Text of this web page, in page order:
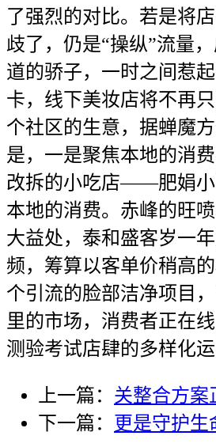
了强烈的对比。若是将
歧了，仍是“操纵”流量
道的骄子，一时之间惹
卡，线下美妆店将不再
个社区的生意，据蝉魔
是，一是聚焦本地的消
改拆的小吃店——肥娟小
本地的消费。赤峰的旺
大益处，泰和盛客岁一
频，筹算以客单价稍高
个引流的脸部洁净项目
里的市场，消费者正在
测验考试店肆的多样化运
上一篇： 关整合方案
下一篇： 更是守护生